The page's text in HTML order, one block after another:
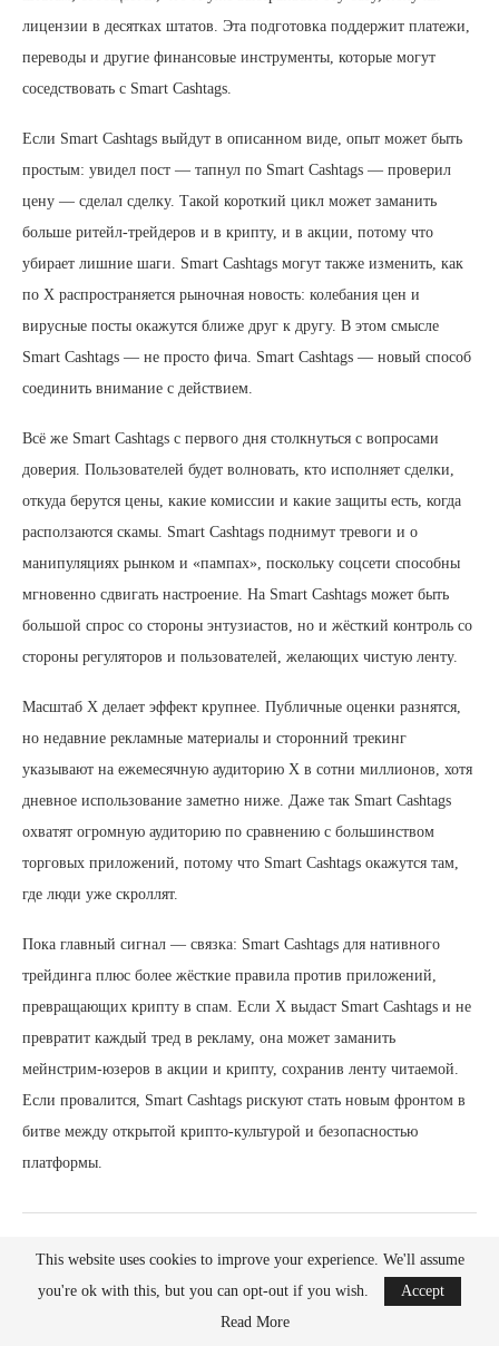
лицензии в десятках штатов. Эта подготовка поддержит платежи,
переводы и другие финансовые инструменты, которые могут
соседствовать с Smart Cashtags.
Если Smart Cashtags выйдут в описанном виде, опыт может быть
простым: увидел пост — тапнул по Smart Cashtags — проверил
цену — сделал сделку. Такой короткий цикл может заманить
больше ритейл-трейдеров и в крипту, и в акции, потому что
убирает лишние шаги. Smart Cashtags могут также изменить, как
по X распространяется рыночная новость: колебания цен и
вирусные посты окажутся ближе друг к другу. В этом смысле
Smart Cashtags — не просто фича. Smart Cashtags — новый способ
соединить внимание с действием.
Всё же Smart Cashtags с первого дня столкнуться с вопросами
доверия. Пользователей будет волновать, кто исполняет сделки,
откуда берутся цены, какие комиссии и какие защиты есть, когда
расползаются скамы. Smart Cashtags поднимут тревоги и о
манипуляциях рынком и «пампах», поскольку соцсети способны
мгновенно сдвигать настроение. На Smart Cashtags может быть
большой спрос со стороны энтузиастов, но и жёсткий контроль со
стороны регуляторов и пользователей, желающих чистую ленту.
Масштаб X делает эффект крупнее. Публичные оценки разнятся,
но недавние рекламные материалы и сторонний трекинг
указывают на ежемесячную аудиторию X в сотни миллионов, хотя
дневное использование заметно ниже. Даже так Smart Cashtags
охватят огромную аудиторию по сравнению с большинством
торговых приложений, потому что Smart Cashtags окажутся там,
где люди уже скроллят.
Пока главный сигнал — связка: Smart Cashtags для нативного
трейдинга плюс более жёсткие правила против приложений,
превращающих крипту в спам. Если X выдаст Smart Cashtags и не
превратит каждый тред в рекламу, она может заманить
мейнстрим-юзеров в акции и крипту, сохранив ленту читаемой.
Если провалится, Smart Cashtags рискуют стать новым фронтом в
битве между открытой крипто-культурой и безопасностью
платформы.
This website uses cookies to improve your experience. We'll assume
you're ok with this, but you can opt-out if you wish.
Accept
Read More